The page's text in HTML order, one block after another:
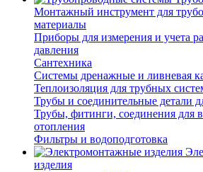
Монтажный инструмент для
материалы
Приборы для измерения и учета
давления
Сантехника
Системы дренажные и ливневая
Теплоизоляция для трубных
Трубы и соединительные детали
Трубы, фитинги, соединения для
отопления
Фильтры и водоподготовка
изделия